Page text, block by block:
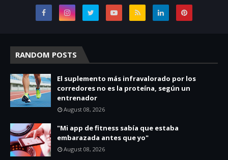
RANDOM POSTS
El suplemento más infravalorado por los
corredores no es la proteína, según un
entrenador
August 08, 2026
"Mi app de fitness sabía que estaba
embarazada antes que yo"
August 08, 2026